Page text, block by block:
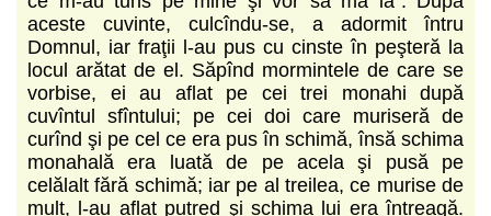
aceste cuvinte, culcîndu-se, a adormit întru
Domnul, iar fraţii l-au pus cu cinste în peşteră la
locul arătat de el. Săpînd mormintele de care se
vorbise, ei au aflat pe cei trei monahi după
cuvîntul sfîntului; pe cei doi care muriseră de
curînd şi pe cel ce era pus în schimă, însă schima
monahală era luată de pe acela şi pusă pe
celălalt fără schimă; iar pe al treilea, ce murise de
mult, l-au aflat putred şi schima lui era întreagă.